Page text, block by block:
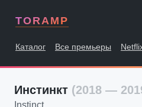
TORAMP
Каталог Все премьеры
Инстинкт (2018 —
Instinct